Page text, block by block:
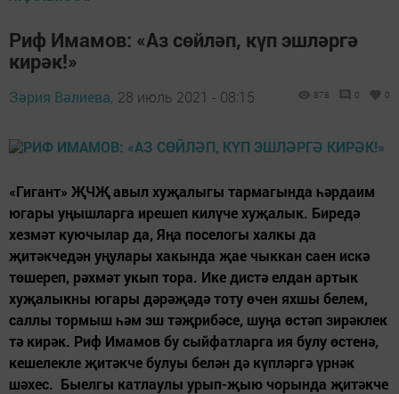
Риф Имамов: «Аз сөйләп, күп эшләргә
кирәк!»
Зәрия Вәлиева, 28 июль 2021 - 08:15 878 0 0
«Гигант» ҖЧҖ авыл хуҗалыгы тармагында һәрдаим
югары уңышларга ирешеп килүче хуҗалык. Биредә
хезмәт куючылар да, Яңа поселогы халкы да
җитәкчедән уңулары хакында җае чыккан саен искә
төшереп, рәхмәт укып тора. Ике дистә елдан артык
хуҗалыкны югары дәрәҗәдә тоту өчен яхшы белем,
саллы тормыш һәм эш тәҗрибәсе, шуңа өстәп зирәклек
тә кирәк. Риф Имамов бу сыйфатларга ия булу өстенә,
кешелекле җитәкче булуы белән дә күпләргә үрнәк
шәхес. Быелгы катлаулы урып-җыю чорында җитәкче